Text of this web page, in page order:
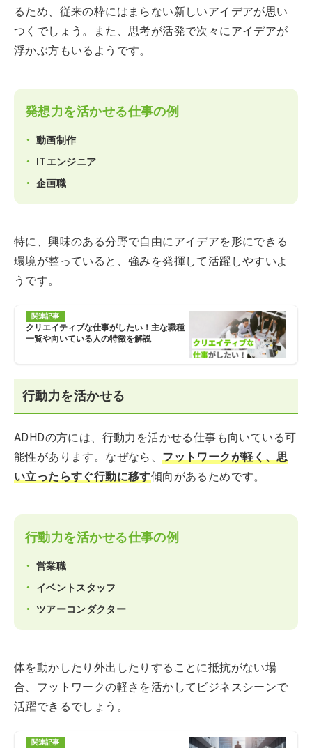
るため、従来の枠にはまらない新しいアイデアが思い
つくでしょう。また、思考が活発で次々にアイデアが
浮かぶ方もいるようです。
発想力を活かせる仕事の例
動画制作
ITエンジニア
企画職
特に、興味のある分野で自由にアイデアを形にできる
環境が整っていると、強みを発揮して活躍しやすいよ
うです。
関連記事
クリエイティブな仕事がしたい！主な職種
一覧や向いている人の特徴を解説
行動力を活かせる
ADHDの方には、行動力を活かせる仕事も向いている可
能性があります。なぜなら、フットワークが軽く、思
い立ったらすぐ行動に移す傾向があるためです。
行動力を活かせる仕事の例
営業職
イベントスタッフ
ツアーコンダクター
体を動かしたり外出したりすることに抵抗がない場
合、フットワークの軽さを活かしてビジネスシーンで
活躍できるでしょう。
関連記事